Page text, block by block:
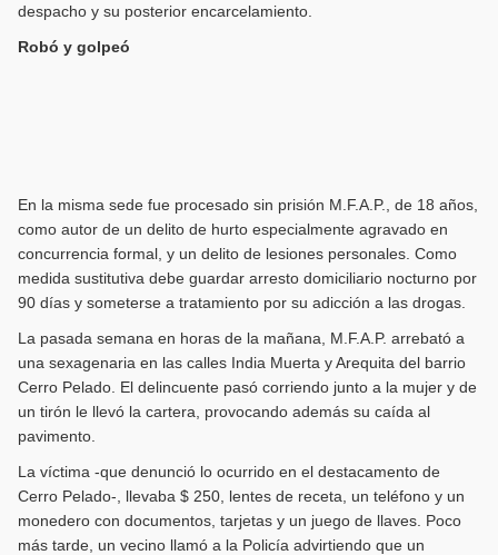
despacho y su posterior encarcelamiento.
Robó y golpeó
En la misma sede fue procesado sin prisión M.F.A.P., de 18 años,
como autor de un delito de hurto especialmente agravado en
concurrencia formal, y un delito de lesiones personales. Como
medida sustitutiva debe guardar arresto domiciliario nocturno por
90 días y someterse a tratamiento por su adicción a las drogas.
La pasada semana en horas de la mañana, M.F.A.P. arrebató a
una sexagenaria en las calles India Muerta y Arequita del barrio
Cerro Pelado. El delincuente pasó corriendo junto a la mujer y de
un tirón le llevó la cartera, provocando además su caída al
pavimento.
La víctima -que denunció lo ocurrido en el destacamento de
Cerro Pelado-, llevaba $ 250, lentes de receta, un teléfono y un
monedero con documentos, tarjetas y un juego de llaves. Poco
más tarde, un vecino llamó a la Policía advirtiendo que un